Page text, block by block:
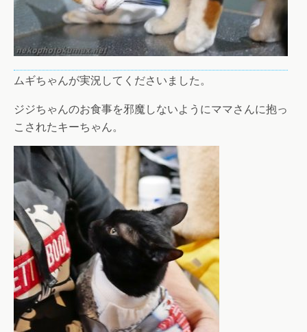
ムギちゃんが実況してくださいました。
ジジちゃんのお食事を邪魔しないようにママさんに抱っ
こされたキーちゃん。